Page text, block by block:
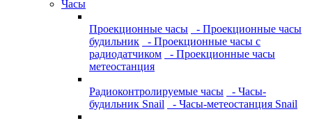
Часы
Проекционные часы
- Проекционные часы
будильник
- Проекционные часы с
радиодатчиком
- Проекционные часы
метеостанция
Радиоконтролируемые часы
- Часы-
будильник Snail
- Часы-метеостанция Snail